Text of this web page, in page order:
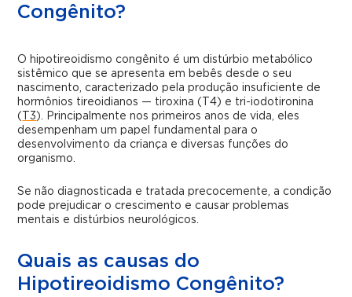
Congênito?
O hipotireoidismo congênito é um distúrbio metabólico
sistêmico que se apresenta em bebês desde o seu
nascimento, caracterizado pela produção insuficiente de
hormônios tireoidianos — tiroxina (T4) e tri-iodotironina
(
T3 ). Principalmente nos primeiros anos de vida, eles
desempenham um papel fundamental para o
desenvolvimento da criança e diversas funções do
organismo.
Se não diagnosticada e tratada precocemente, a condição
pode prejudicar o crescimento e causar problemas
mentais e distúrbios neurológicos.
Quais as causas do
Hipotireoidismo Congênito?